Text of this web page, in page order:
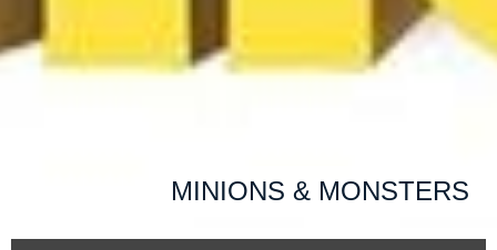
MINIONS & MONSTERS